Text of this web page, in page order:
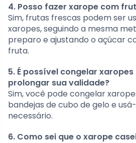
4. Posso fazer xarope com
Sim, frutas frescas podem ser
xaropes, seguindo a mesma
preparo e ajustando o açúcar
fruta.
5. É possível congelar
prolongar sua validade?
Sim, você pode congelar
bandejas de cubo de gelo e
necessário.
6. Como sei que o xarope